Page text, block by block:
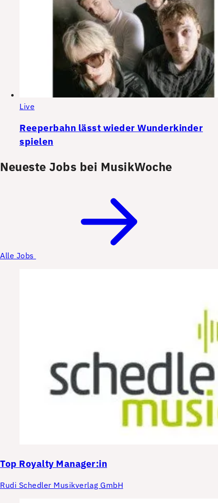
Live
Reeperbahn lässt wieder Wunderkinder
spielen
Neueste Jobs bei MusikWoche
Alle Jobs
Top Royalty Manager:in
Rudi Schedler Musikverlag GmbH